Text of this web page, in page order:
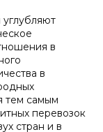
в
в
тем самым
перевозок
стран и в